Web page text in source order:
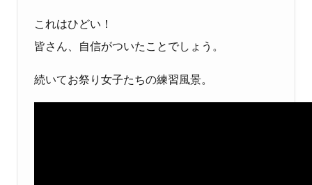
これはひどい！
皆さん、自信がついたことでしょう。
続いてお祭り女子たちの練習風景。